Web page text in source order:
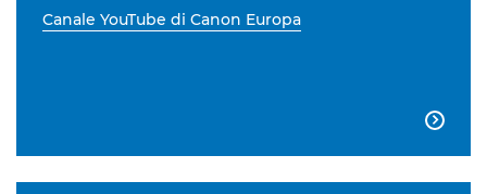
Canale YouTube di Canon Europa
